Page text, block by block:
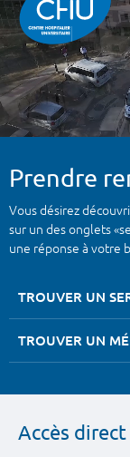
Prendre
TROUVER UN
TROUVER UN
Vous désirez
sur un des onglets
une réponse à votre
Accès direct